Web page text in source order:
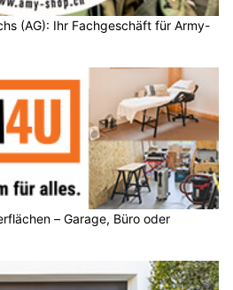
(AG): Ihr Fachgeschäft für Army-
– Garage, Büro oder